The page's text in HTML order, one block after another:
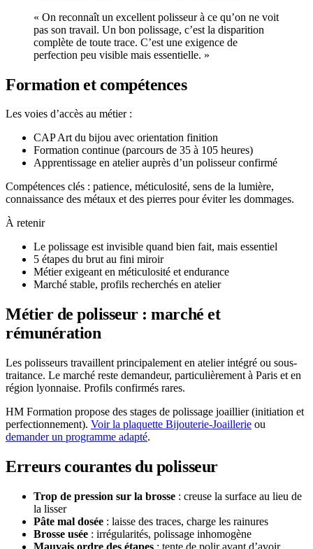
« On reconnaît un excellent polisseur à ce qu’on ne voit
pas son travail. Un bon polissage, c’est la disparition
complète de toute trace. C’est une exigence de
perfection peu visible mais essentielle. »
Formation et compétences
Les voies d’accès au métier :
CAP Art du bijou avec orientation finition
Formation continue (parcours de 35 à 105 heures)
Apprentissage en atelier auprès d’un polisseur confirmé
Compétences clés : patience, méticulosité, sens de la lumière,
connaissance des métaux et des pierres pour éviter les dommages.
À retenir
Le polissage est invisible quand bien fait, mais essentiel
5 étapes du brut au fini miroir
Métier exigeant en méticulosité et endurance
Marché stable, profils recherchés en atelier
Métier de polisseur : marché et
rémunération
Les polisseurs travaillent principalement en atelier intégré ou sous-
traitance. Le marché reste demandeur, particulièrement à Paris et en
région lyonnaise. Profils confirmés rares.
HM Formation propose des stages de polissage joaillier (initiation et
perfectionnement). Voir la plaquette Bijouterie-Joaillerie ou
demander un programme adapté.
Erreurs courantes du polisseur
Trop de pression sur la brosse : creuse la surface au lieu de
la lisser
Pâte mal dosée : laisse des traces, charge les rainures
Brosse usée : irrégularités, polissage inhomogène
Mauvais ordre des étapes : tente de polir avant d’avoir